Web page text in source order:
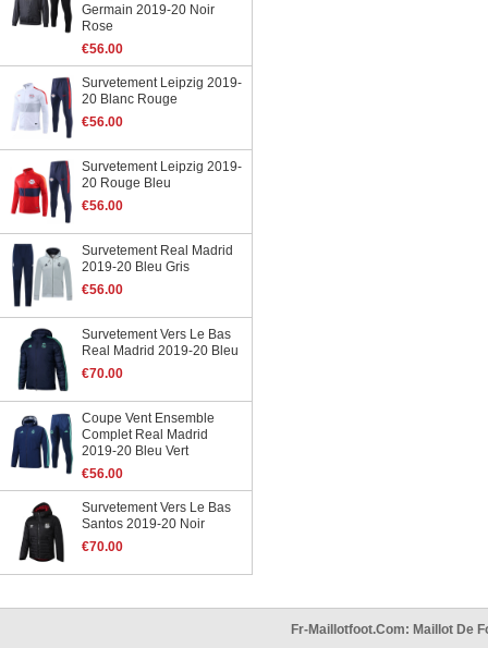
Germain 2019-20 Noir
Rose
€56.00
Survetement Leipzig 2019-
20 Blanc Rouge
€56.00
Survetement Leipzig 2019-
20 Rouge Bleu
€56.00
Survetement Real Madrid
2019-20 Bleu Gris
€56.00
Survetement Vers Le Bas
Real Madrid 2019-20 Bleu
€70.00
Coupe Vent Ensemble
Complet Real Madrid
2019-20 Bleu Vert
€56.00
Survetement Vers Le Bas
Santos 2019-20 Noir
€70.00
Fr-Maillotfoot.com: Maillot De